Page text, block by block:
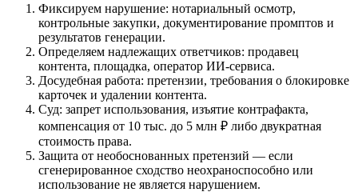
Фиксируем нарушение: нотариальный осмотр,
контрольные закупки, документирование промптов и
результатов генерации.
Определяем надлежащих ответчиков: продавец
контента, площадка, оператор ИИ-сервиса.
Досудебная работа: претензии, требования о блокировке
карточек и удалении контента.
Суд: запрет использования, изъятие контрафакта,
компенсация от 10 тыс. до 5 млн ₽ либо двукратная
стоимость права.
Защита от необоснованных претензий — если
сгенерированное сходство неохраноспособно или
использование не является нарушением.